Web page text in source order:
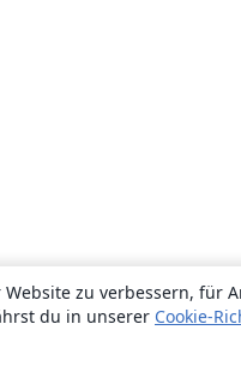
zu verbessern, für
du in unserer Cookie-